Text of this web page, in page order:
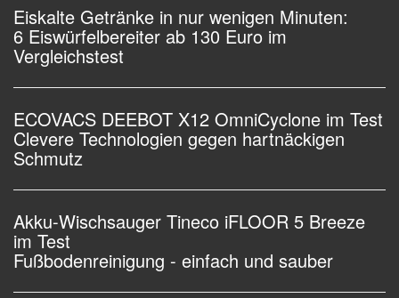
Eiskalte Getränke in nur wenigen Minuten:
6 Eiswürfelbereiter ab 130 Euro im
Vergleichstest
ECOVACS DEEBOT X12 OmniCyclone im Test
Clevere Technologien gegen hartnäckigen
Schmutz
Akku-Wischsauger Tineco iFLOOR 5 Breeze
im Test
Fußbodenreinigung - einfach und sauber